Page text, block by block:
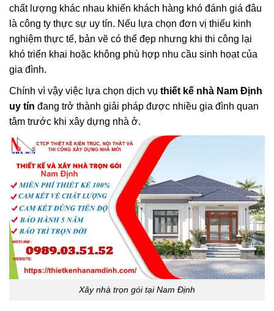
chất lượng khác nhau khiến khách hàng khó đánh giá đâu
là công ty thực sự uy tín. Nếu lựa chọn đơn vị thiếu kinh
nghiệm thực tế, bản vẽ có thể đẹp nhưng khi thi công lại
khó triển khai hoặc không phù hợp nhu cầu sinh hoạt của
gia đình.
Chính vì vậy việc lựa chọn dịch vụ thiết kế nhà Nam Định
uy tín đang trở thành giải pháp được nhiều gia đình quan
tâm trước khi xây dựng nhà ở.
Xây nhà trọn gói tại Nam Định